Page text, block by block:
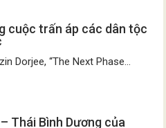
cuộc trấn áp các dân tộc
Dorjee, “The Next Phase...
Thái Bình Dương của